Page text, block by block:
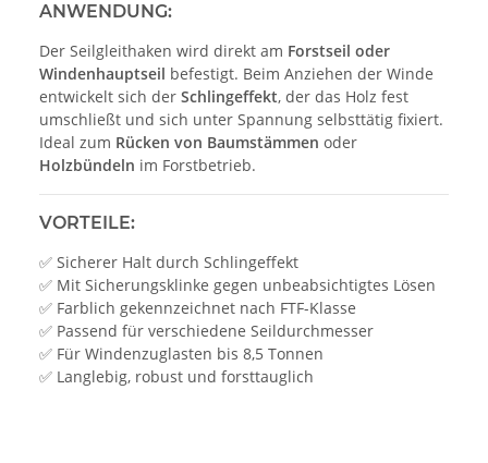
ANWENDUNG:
Der Seilgleithaken wird direkt am Forstseil oder
Windenhauptseil befestigt. Beim Anziehen der Winde
entwickelt sich der Schlingeffekt, der das Holz fest
umschließt und sich unter Spannung selbsttätig fixiert.
Ideal zum Rücken von Baumstämmen oder
Holzbündeln im Forstbetrieb.
VORTEILE:
✅ Sicherer Halt durch Schlingeffekt
✅ Mit Sicherungsklinke gegen unbeabsichtigtes Lösen
✅ Farblich gekennzeichnet nach FTF-Klasse
✅ Passend für verschiedene Seildurchmesser
✅ Für Windenzuglasten bis 8,5 Tonnen
✅ Langlebig, robust und forsttauglich